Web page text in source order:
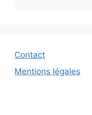
Contact
Mentions légales